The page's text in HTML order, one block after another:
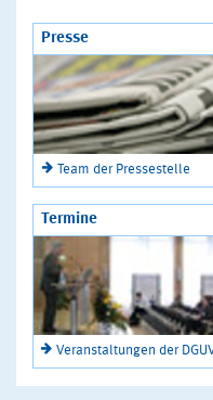
Presse
Team der Pressestelle
Termine
Veranstaltungen der